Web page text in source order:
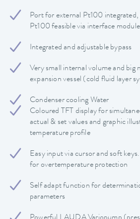
Port for external Pt100 integrated,
Pt100 feasible via interface module
Integrated and adjustable bypass
Very small internal volume and
expansion vessel (cold fluid layer
Condenser cooling Water
Coloured TFT display for
actual & set values and graphic
temperature profile
Easy input via cursor and soft
for overtemperature protection
Self adapt function for
parameters